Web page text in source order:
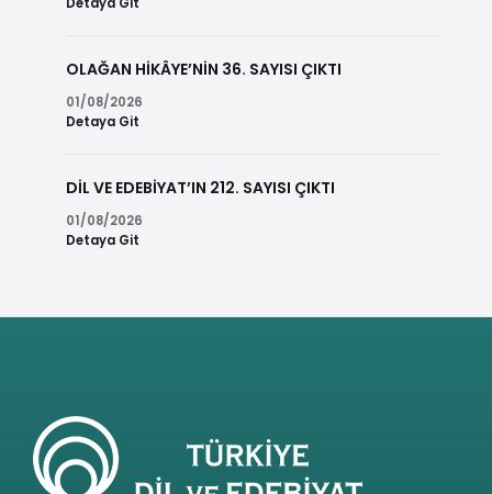
OLAĞAN HİKÂYE’NİN 36. SAYISI ÇIKTI
01/08/2026
Detaya Git
DİL VE EDEBİYAT’IN 212. SAYISI ÇIKTI
01/08/2026
Detaya Git